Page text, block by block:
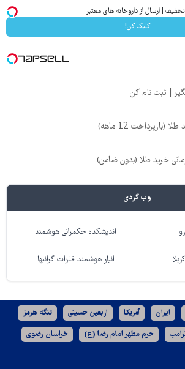
| ارسال از داروخانه های معتبر
کلیک کن!
وب گردی
اندیشکده حکمرانی هوشمند
انبار هوشمند فلزات گرانبها
ایران آمریکا اربعین حسینی تنگه هرمز
حرم مطهر امام رضا (ع) خراسان رضوی